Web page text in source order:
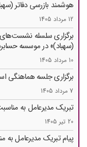
هوشمند بازرسی دفاتر
12 مرداد 1405
برگزاری سلسله نشست‌های
(سهباد)» در موسسه
10 مرداد 1405
برگزاری جلسه هماهنگی
7 مرداد 1405
تبریک مدیرعامل به
20 تیر 1405
پیام تبریک مدیرعامل به